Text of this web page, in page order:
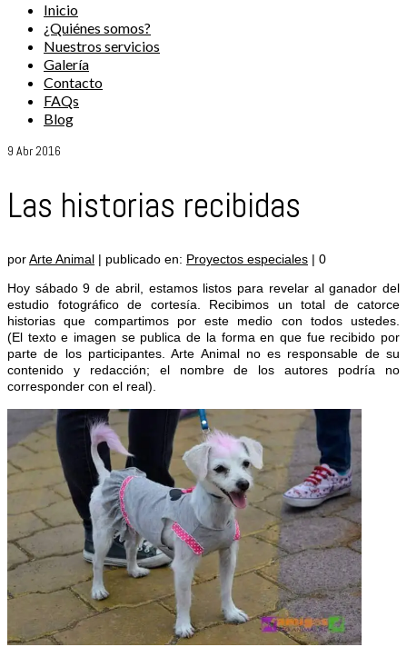
Inicio
¿Quiénes somos?
Nuestros servicios
Galería
Contacto
FAQs
Blog
9 Abr 2016
Las historias recibidas
porArte Animal | publicado en: Proyectos especiales | 0
Hoy sábado 9 de abril, estamos listos para revelar al ganador del
estudio fotográfico de cortesía. Recibimos un total de catorce
historias que compartimos por este medio con todos ustedes.
(El texto e imagen se publica de la forma en que fue recibido por
parte de los participantes. Arte Animal no es responsable de su
contenido y redacción; el nombre de los autores podría no
corresponder con el real).